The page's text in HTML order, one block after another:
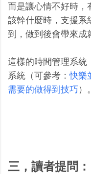
而是讓心情不好時，
該幹什麼時，支援系
到，做到後會帶來成
這樣的時間管理系統
系統（可參考：快樂
需要的做得到技巧）。
三，讀者提問